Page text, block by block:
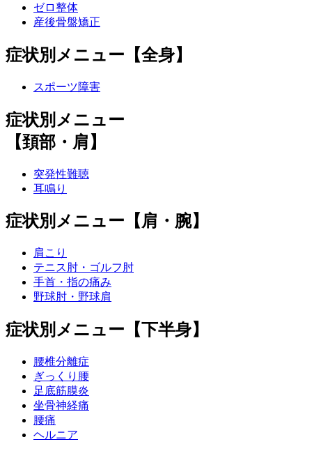
ゼロ整体
産後骨盤矯正
症状別メニュー【全身】
スポーツ障害
症状別メニュー
【頚部・肩】
突発性難聴
耳鳴り
症状別メニュー【肩・腕】
肩こり
テニス肘・ゴルフ肘
手首・指の痛み
野球肘・野球肩
症状別メニュー【下半身】
腰椎分離症
ぎっくり腰
足底筋膜炎
坐骨神経痛
腰痛
ヘルニア